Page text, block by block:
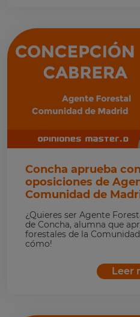
Concha aprueba
oposiciones de
Comunidad de
¿Quieres ser Agente
de Concha, alumna que
forestales de la
cómo!
Leer